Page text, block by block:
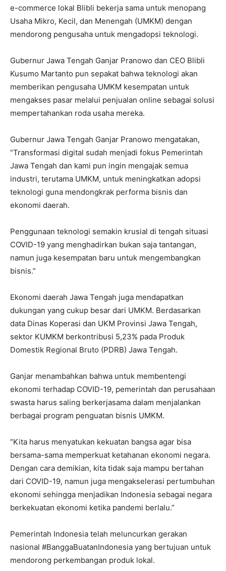
e-commerce lokal Blibli bekerja sama untuk menopang
Usaha Mikro, Kecil, dan Menengah (UMKM) dengan
mendorong pengusaha untuk mengadopsi teknologi.
Gubernur Jawa Tengah Ganjar Pranowo dan CEO Blibli
Kusumo Martanto pun sepakat bahwa teknologi akan
memberikan pengusaha UMKM kesempatan untuk
mengakses pasar melalui penjualan online sebagai solusi
mempertahankan roda usaha mereka.
Gubernur Jawa Tengah Ganjar Pranowo mengatakan,
“Transformasi digital sudah menjadi fokus Pemerintah
Jawa Tengah dan kami pun ingin mengajak semua
industri, terutama UMKM, untuk meningkatkan adopsi
teknologi guna mendongkrak performa bisnis dan
ekonomi daerah.
Penggunaan teknologi semakin krusial di tengah situasi
COVID-19 yang menghadirkan bukan saja tantangan,
namun juga kesempatan baru untuk mengembangkan
bisnis.”
Ekonomi daerah Jawa Tengah juga mendapatkan
dukungan yang cukup besar dari UMKM. Berdasarkan
data Dinas Koperasi dan UKM Provinsi Jawa Tengah,
sektor KUMKM berkontribusi 5,23% pada Produk
Domestik Regional Bruto (PDRB) Jawa Tengah.
Ganjar menambahkan bahwa untuk membentengi
ekonomi terhadap COVID-19, pemerintah dan perusahaan
swasta harus saling berkerjasama dalam menjalankan
berbagai program penguatan bisnis UMKM.
“Kita harus menyatukan kekuatan bangsa agar bisa
bersama-sama memperkuat ketahanan ekonomi negara.
Dengan cara demikian, kita tidak saja mampu bertahan
dari COVID-19, namun juga mengakselerasi pertumbuhan
ekonomi sehingga menjadikan Indonesia sebagai negara
berkekuatan ekonomi ketika pandemi berlalu.”
Pemerintah Indonesia telah meluncurkan gerakan
nasional #BanggaBuatanIndonesia yang bertujuan untuk
mendorong perkembangan produk lokal.